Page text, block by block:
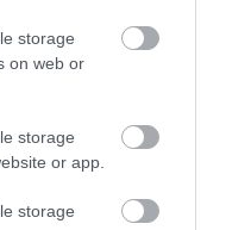
storage
on web or
storage
or app.
storage
NEM CSAK
MUTATTA MEG
08-06